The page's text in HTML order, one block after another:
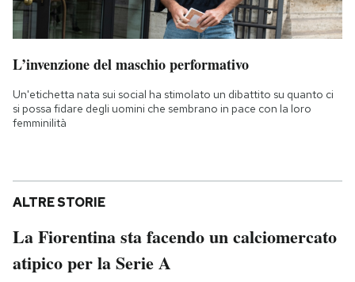
L’invenzione del maschio performativo
Un'etichetta nata sui social ha stimolato un dibattito su quanto ci
si possa fidare degli uomini che sembrano in pace con la loro
femminilità
ALTRE STORIE
La Fiorentina sta facendo un calciomercato
atipico per la Serie A